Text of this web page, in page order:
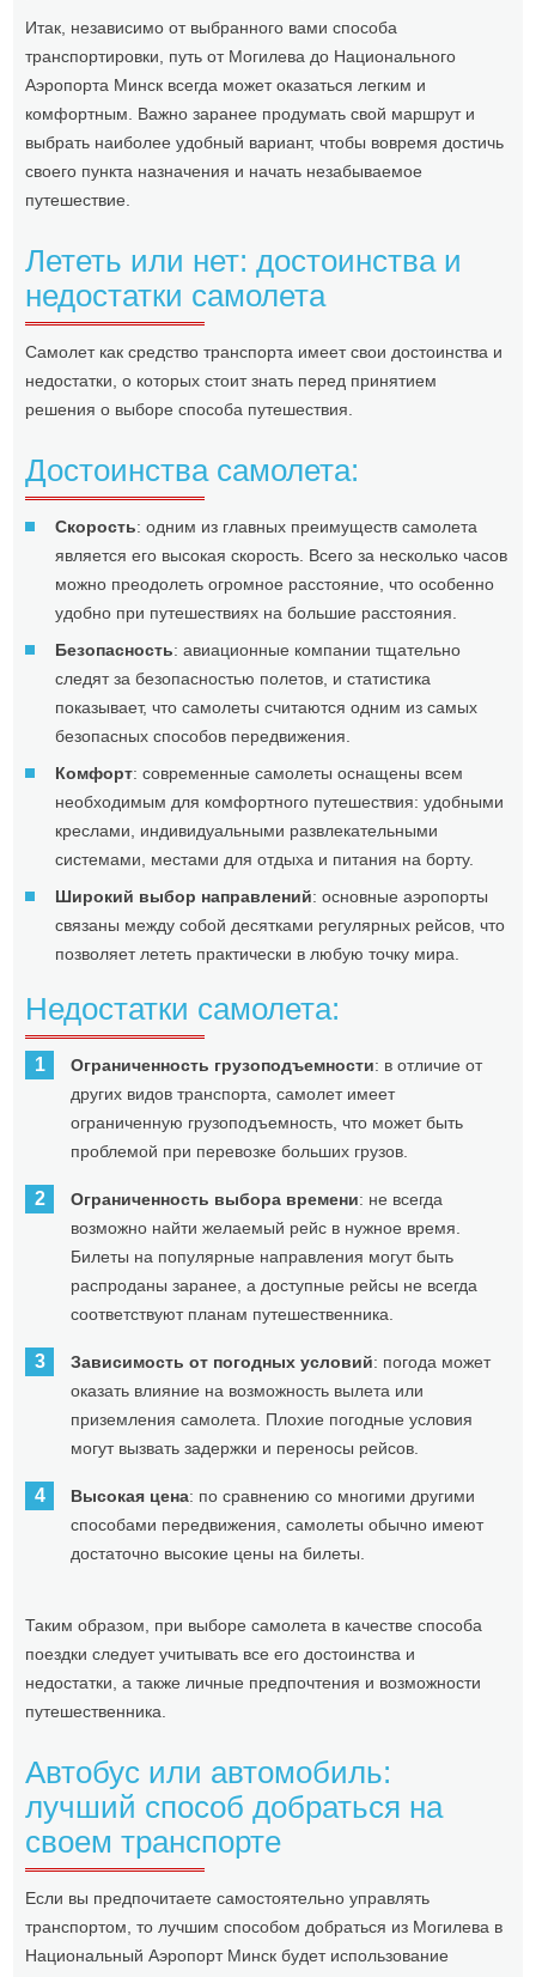
Итак, независимо от выбранного вами способа
транспортировки, путь от Могилева до Национального
Аэропорта Минск всегда может оказаться легким и
комфортным. Важно заранее продумать свой маршрут и
выбрать наиболее удобный вариант, чтобы вовремя достичь
своего пункта назначения и начать незабываемое
путешествие.
Лететь или нет: достоинства и
недостатки самолета
Самолет как средство транспорта имеет свои достоинства и
недостатки, о которых стоит знать перед принятием
решения о выборе способа путешествия.
Достоинства самолета:
Скорость: одним из главных преимуществ самолета
является его высокая скорость. Всего за несколько часов
можно преодолеть огромное расстояние, что особенно
удобно при путешествиях на большие расстояния.
Безопасность: авиационные компании тщательно
следят за безопасностью полетов, и статистика
показывает, что самолеты считаются одним из самых
безопасных способов передвижения.
Комфорт: современные самолеты оснащены всем
необходимым для комфортного путешествия: удобными
креслами, индивидуальными развлекательными
системами, местами для отдыха и питания на борту.
Широкий выбор направлений: основные аэропорты
связаны между собой десятками регулярных рейсов, что
позволяет лететь практически в любую точку мира.
Недостатки самолета:
Ограниченность грузоподъемности: в отличие от
других видов транспорта, самолет имеет
ограниченную грузоподъемность, что может быть
проблемой при перевозке больших грузов.
Ограниченность выбора времени: не всегда
возможно найти желаемый рейс в нужное время.
Билеты на популярные направления могут быть
распроданы заранее, а доступные рейсы не всегда
соответствуют планам путешественника.
Зависимость от погодных условий: погода может
оказать влияние на возможность вылета или
приземления самолета. Плохие погодные условия
могут вызвать задержки и переносы рейсов.
Высокая цена: по сравнению со многими другими
способами передвижения, самолеты обычно имеют
достаточно высокие цены на билеты.
Таким образом, при выборе самолета в качестве способа
поездки следует учитывать все его достоинства и
недостатки, а также личные предпочтения и возможности
путешественника.
Автобус или автомобиль:
лучший способ добраться на
своем транспорте
Если вы предпочитаете самостоятельно управлять
транспортом, то лучшим способом добраться из Могилева в
Национальный Аэропорт Минск будет использование